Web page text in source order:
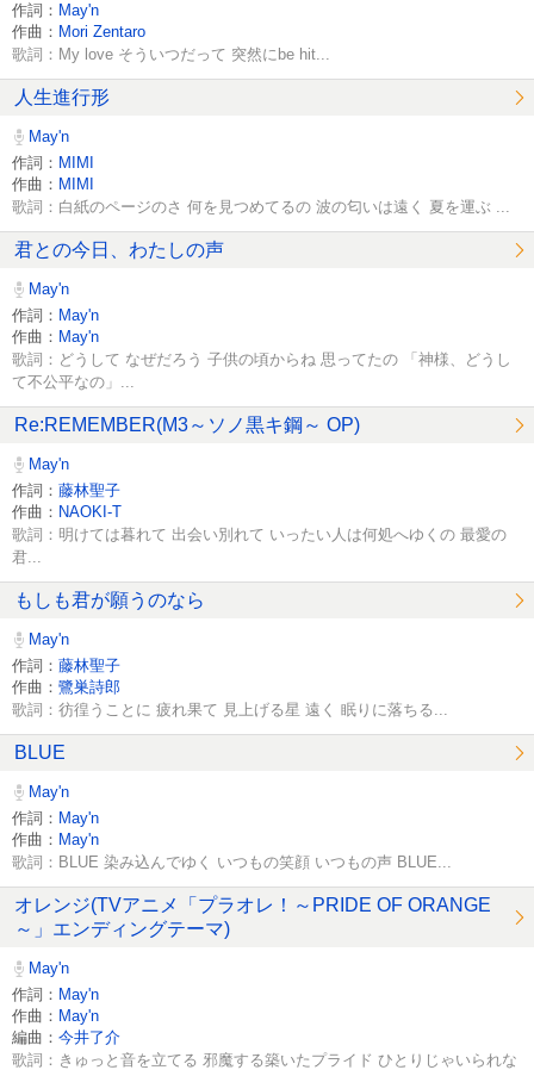
作詞： May'n
作曲： Mori Zentaro
歌詞：My love そういつだって 突然にbe hit...
人生進行形
May'n
作詞： MIMI
作曲： MIMI
歌詞：白紙のページのさ 何を見つめてるの 波の匂いは遠く 夏を運ぶ ...
君との今日、わたしの声
May'n
作詞： May'n
作曲： May'n
歌詞：どうして なぜだろう 子供の頃からね 思ってたの 「神様、どうし
て不公平なの」...
Re:REMEMBER(M3～ソノ黒キ鋼～ OP)
May'n
作詞： 藤林聖子
作曲： NAOKI-T
歌詞：明けては暮れて 出会い別れて いったい人は何処へゆくの 最愛の
君...
もしも君が願うのなら
May'n
作詞： 藤林聖子
作曲： 鷺巣詩郎
歌詞：彷徨うことに 疲れ果て 見上げる星 遠く 眠りに落ちる...
BLUE
May'n
作詞： May'n
作曲： May'n
歌詞：BLUE 染み込んでゆく いつもの笑顔 いつもの声 BLUE...
オレンジ(TVアニメ「プラオレ！～PRIDE OF ORANGE
～」エンディングテーマ)
May'n
作詞： May'n
作曲： May'n
編曲： 今井了介
歌詞：きゅっと音を立てる 邪魔する築いたプライド ひとりじゃいられな